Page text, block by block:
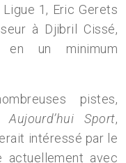
1, Eric Gerets
à Djibril Cissé,
en un minimum
pistes,
Aujourd’hui Sport,
intéressé par le
actuellement avec